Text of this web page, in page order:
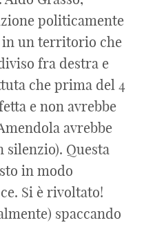
politicamente
in un territorio che
fra destra e
che prima del 4
e non avrebbe
avrebbe
silenzio). Questa
in modo
Si è rivoltato!
spaccando